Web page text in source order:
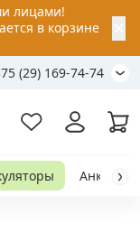
лицами!
в корзине
(29) 169-74-74
Анкер-